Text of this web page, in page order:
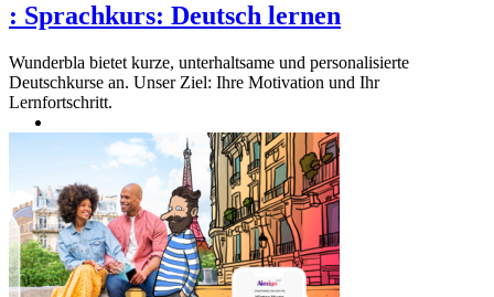
: Sprachkurs: Deutsch lernen
Wunderbla bietet kurze, unterhaltsame und personalisierte
Deutschkurse an. Unser Ziel: Ihre Motivation und Ihr
Lernfortschritt.